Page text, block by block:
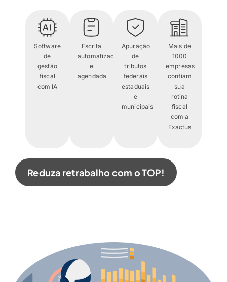
Software
de
gestão
fiscal
com IA
Escrita
automatizada
e
agendada
Apuração
de
tributos
federais
estaduais
e
municipais
Mais de
1000
empresas
confiam
sua
rotina
fiscal
com a
Exactus
Reduza retrabalho com o TOP!